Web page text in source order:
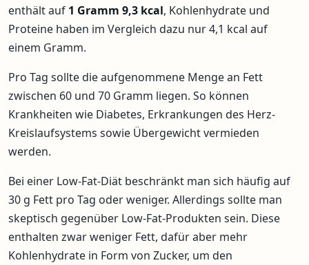
enthält auf 1 Gramm 9,3 kcal, Kohlenhydrate und
Proteine haben im Vergleich dazu nur 4,1 kcal auf
einem Gramm.
Pro Tag sollte die aufgenommene Menge an Fett
zwischen 60 und 70 Gramm liegen. So können
Krankheiten wie Diabetes, Erkrankungen des Herz-
Kreislaufsystems sowie Übergewicht vermieden
werden.
Bei einer Low-Fat-Diät beschränkt man sich häufig auf
30 g Fett pro Tag oder weniger. Allerdings sollte man
skeptisch gegenüber Low-Fat-Produkten sein. Diese
enthalten zwar weniger Fett, dafür aber mehr
Kohlenhydrate in Form von Zucker, um den